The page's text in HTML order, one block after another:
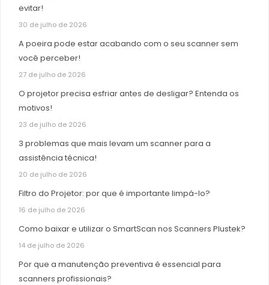
evitar!
30 de julho de 2026
A poeira pode estar acabando com o seu scanner sem
você perceber!
27 de julho de 2026
O projetor precisa esfriar antes de desligar? Entenda os
motivos!
23 de julho de 2026
3 problemas que mais levam um scanner para a
assistência técnica!
20 de julho de 2026
Filtro do Projetor: por que é importante limpá-lo?
16 de julho de 2026
Como baixar e utilizar o SmartScan nos Scanners Plustek?
14 de julho de 2026
Por que a manutenção preventiva é essencial para
scanners profissionais?